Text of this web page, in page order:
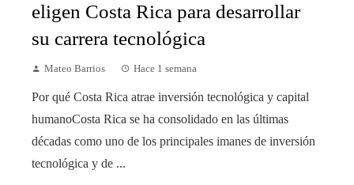
eligen Costa Rica para desarrollar
su carrera tecnológica
Mateo Barrios Hace 1 semana
Por qué Costa Rica atrae inversión tecnológica y capital
humanoCosta Rica se ha consolidado en las últimas
décadas como uno de los principales imanes de inversión
tecnológica y de ...